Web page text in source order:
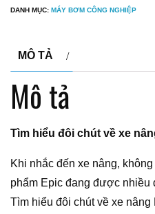
DANH MỤC: MÁY BƠM CÔNG NGHIỆP
MÔ TẢ
Mô tả
Tìm hiểu đôi chút về xe
Khi nhắc đến xe nâng,
phẩm Epic đang được nhiều
Tìm hiểu đôi chút về xe